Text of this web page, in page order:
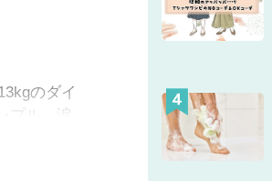
のダイ
プル…涙